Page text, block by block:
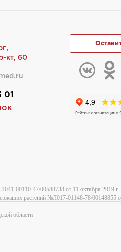
кт, 60
01
00110-47/00588738 от 11 октября 2019 г.
растений №Л017-01148-78/00148855
области